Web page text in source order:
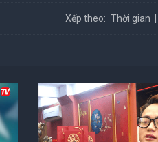
Xếp theo: Thời gian